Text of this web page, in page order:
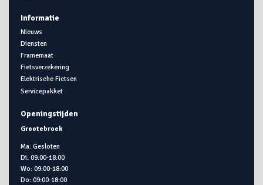
Informatie
Nieuws
Diensten
Framemaat
Fietsverzekering
Elektrische Fietsen
Servicepakket
Openingstijden
Grootebroek
Ma: Gesloten
Di: 09:00-18:00
Wo: 09:00-18:00
Do: 09:00-18:00